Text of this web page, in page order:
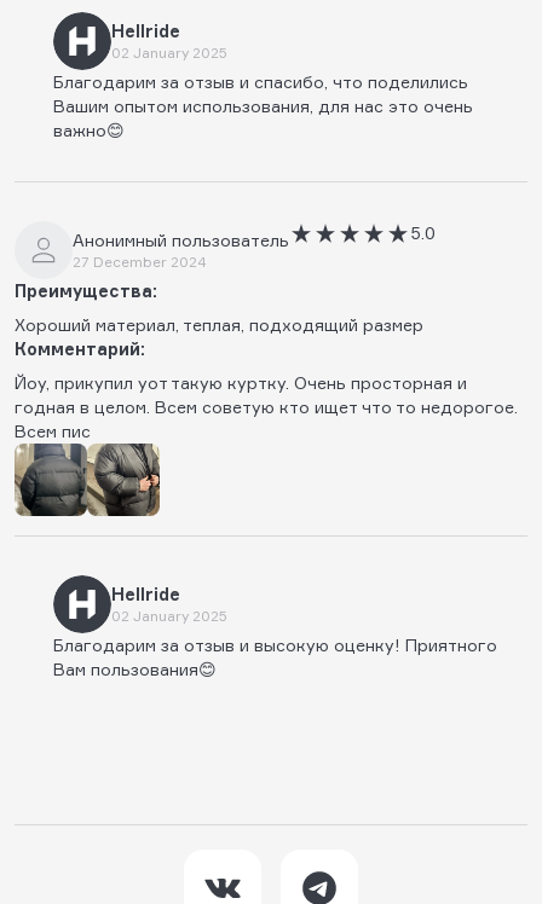
Hellride
02 January 2025
Благодарим за отзыв и спасибо, что поделились
Вашим опытом использования, для нас это очень
важно😊
Анонимный пользователь
27 December 2024
5.0
Преимущества:
Хороший материал, теплая, подходящий размер
Комментарий:
Йоу, прикупил уот такую куртку. Очень просторная и
годная в целом. Всем советую кто ищет что то недорогое.
Всем пис
Hellride
02 January 2025
Благодарим за отзыв и высокую оценку! Приятного
Вам пользования😊